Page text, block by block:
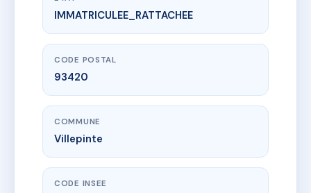
www.vme.plus/AC6809917
NYMPHES RÉSIDENCE (021)
21 av de la gare
IMMATRICULEE_RATTACHEE
CODE POSTAL
93420
COMMUNE
Villepinte
CODE INSEE